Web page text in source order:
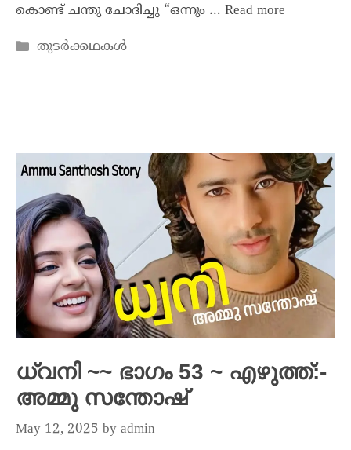
കൊണ്ട് ചന്തു ചോദിച്ചു “ഒന്നും … Read more
തുടർക്കഥകൾ
ധ്വനി ~~ ഭാഗം 53 ~ എഴുത്ത്:-
അമ്മു സന്തോഷ്
May 12, 2025 by admin